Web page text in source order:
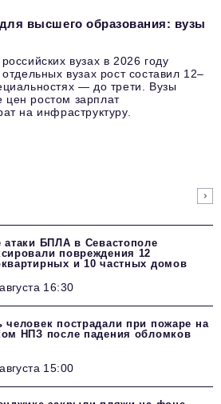
высшего образования: вузы
вузах в 2026 году
вузах рост составил 12–
— до трети. Вузы
ростом зарплат
на инфраструктуру.
атаки БПЛА в Севастополе
повреждения 12
и 10 частных домов
16:30
человек пострадали при пожаре на
НПЗ после падения обломков
15:00